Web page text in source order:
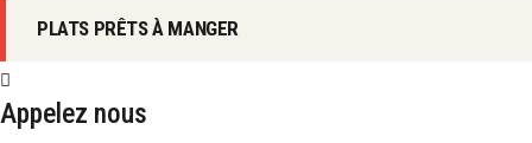
PLATS PRÊTS À MANGER
Appelez nous